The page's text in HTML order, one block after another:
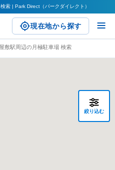
索 | Park Direct（パークダイレクト）
現在地から探す
敷駅周辺の月極駐車場 検索
絞り込む